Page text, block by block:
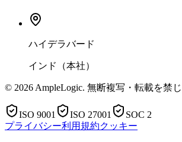
ハイデラバード
インド（本社）
© 2026 AmpleLogic. 無断複写・転載を禁じ
ISO 9001 ISO 27001
SOC 2
プライバシー利用規約クッキー